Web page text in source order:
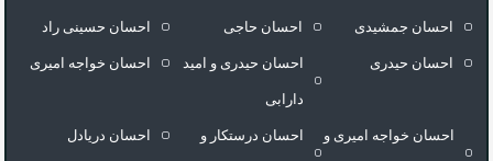
احسان جمشیدی احسان حاجی احسان حسینی راد
احسان حیدری احسان حیدری و امید
دارابی
احسان خواجه امیری
احسان خواجه امیری و احسان درستكار و احسان دریادل